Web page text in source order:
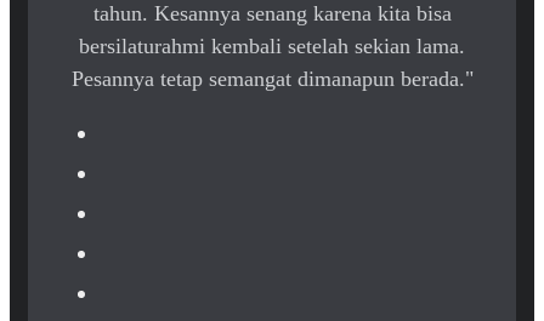
tahun. Kesannya senang karena kita bisa
bersilaturahmi kembali setelah sekian lama.
Pesannya tetap semangat dimanapun berada."